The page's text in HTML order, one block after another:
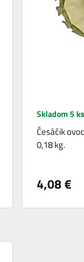
Skladom 5 ks
Česáčik
0,18 kg.
4,08 €